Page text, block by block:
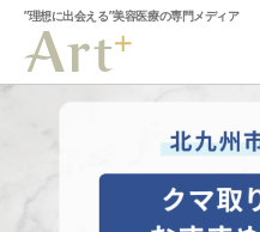
”理想に出会える”美容医療の専門メディア